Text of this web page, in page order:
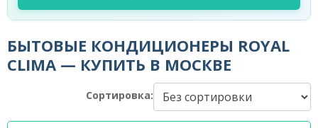
БЫТОВЫЕ КОНДИЦИОНЕРЫ ROYAL
CLIMA — КУПИТЬ В МОСКВЕ
Сортировка: